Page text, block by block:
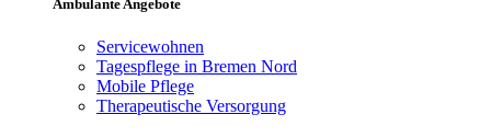
Ambulante Angebote
Servicewohnen
Tagespflege in Bremen Nord
Mobile Pflege
Therapeutische Versorgung